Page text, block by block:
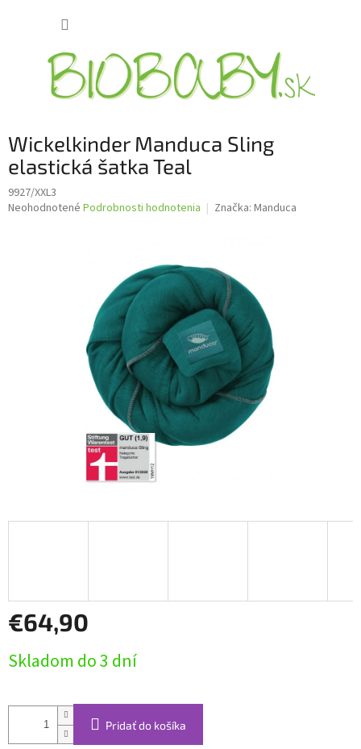
Wickelkinder Manduca Sling
elastická šatka Teal
9927/XXL3
Priemerné
Neohodnotené Podrobnosti hodnotenia Značka: Manduca
€64,90
cena:
Skladom do 3 dní
Pridať do košíka